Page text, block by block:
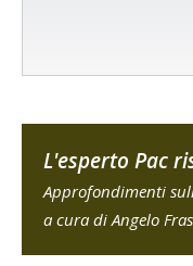
L'esperto Pac
Approfondimenti
a cura di Angelo